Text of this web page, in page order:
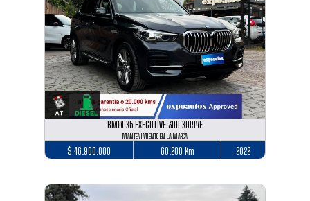
BMW X5 EXECUTIVE 30D XDRIVE
MANTENIMIENTO EN LA MARCA
$ 46.900.000 60.200 Km 2022